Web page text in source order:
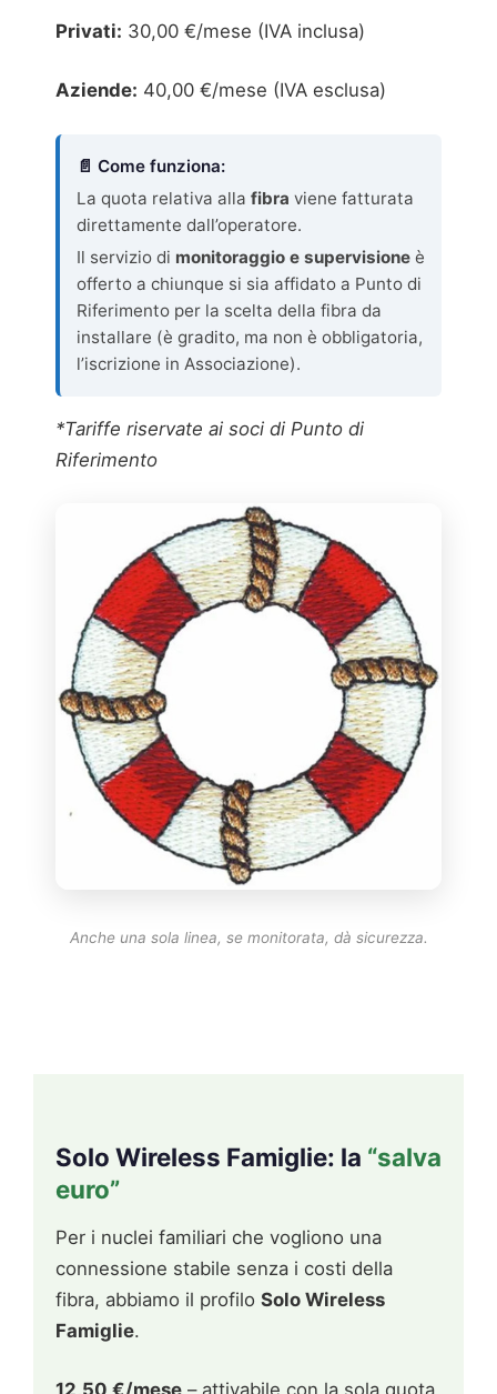
Privati: 30,00 €/mese (IVA inclusa)
Aziende: 40,00 €/mese (IVA esclusa)
📄 Come funziona:
La quota relativa alla fibra viene fatturata
direttamente dall’operatore.
Il servizio di monitoraggio e supervisione è
offerto a chiunque si sia affidato a Punto di
Riferimento per la scelta della fibra da
installare (è gradito, ma non è obbligatoria,
l’iscrizione in Associazione).
*Tariffe riservate ai soci di Punto di
Riferimento
Anche una sola linea, se monitorata, dà sicurezza.
Solo Wireless Famiglie: la “salva
euro”
Per i nuclei familiari che vogliono una
connessione stabile senza i costi della
fibra, abbiamo il profilo Solo Wireless
Famiglie.
12,50 €/mese – attivabile con la sola quota